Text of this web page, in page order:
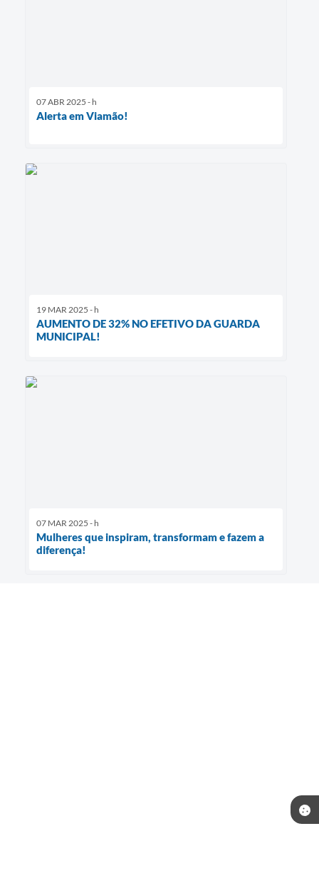
07 ABR 2025 - h
Alerta em Viamão!
19 MAR 2025 - h
AUMENTO DE 32% NO EFETIVO DA GUARDA
MUNICIPAL!
07 MAR 2025 - h
Mulheres que inspiram, transformam e fazem a
diferença!